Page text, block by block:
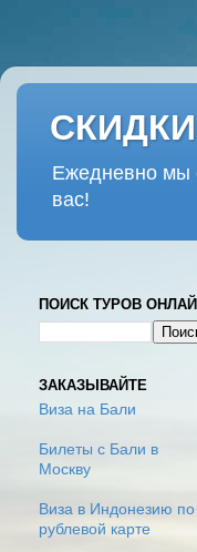
Ежедневно мы
вас!
ПОИСК ТУРОВ
ЗАКАЗЫВАЙТЕ
Виза на Бали
Билеты с Бали в
Москву
Виза в Индонезию по
рублевой карте